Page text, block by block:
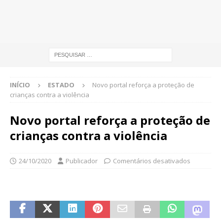
INÍCIO ESTADO
Novo portal reforça a proteção de
crianças contra a violência
Novo portal reforça a proteção de
crianças contra a violência
24/10/2020 Publicador Comentários desativados